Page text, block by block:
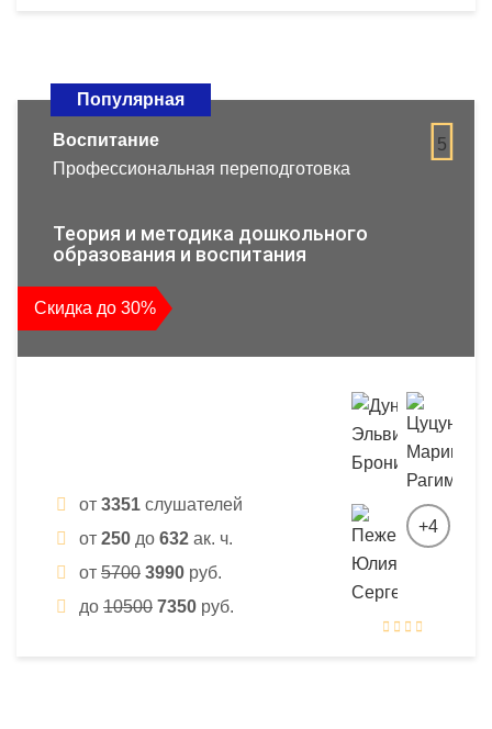
Популярная
5
Воспитание
Профессиональная переподготовка
Теория и методика дошкольного
образования и воспитания
Скидка до 30%
от 3351 слушателей
от 250 до 632 ак. ч.
от 5700 3990 руб.
до 10500 7350 руб.
+4